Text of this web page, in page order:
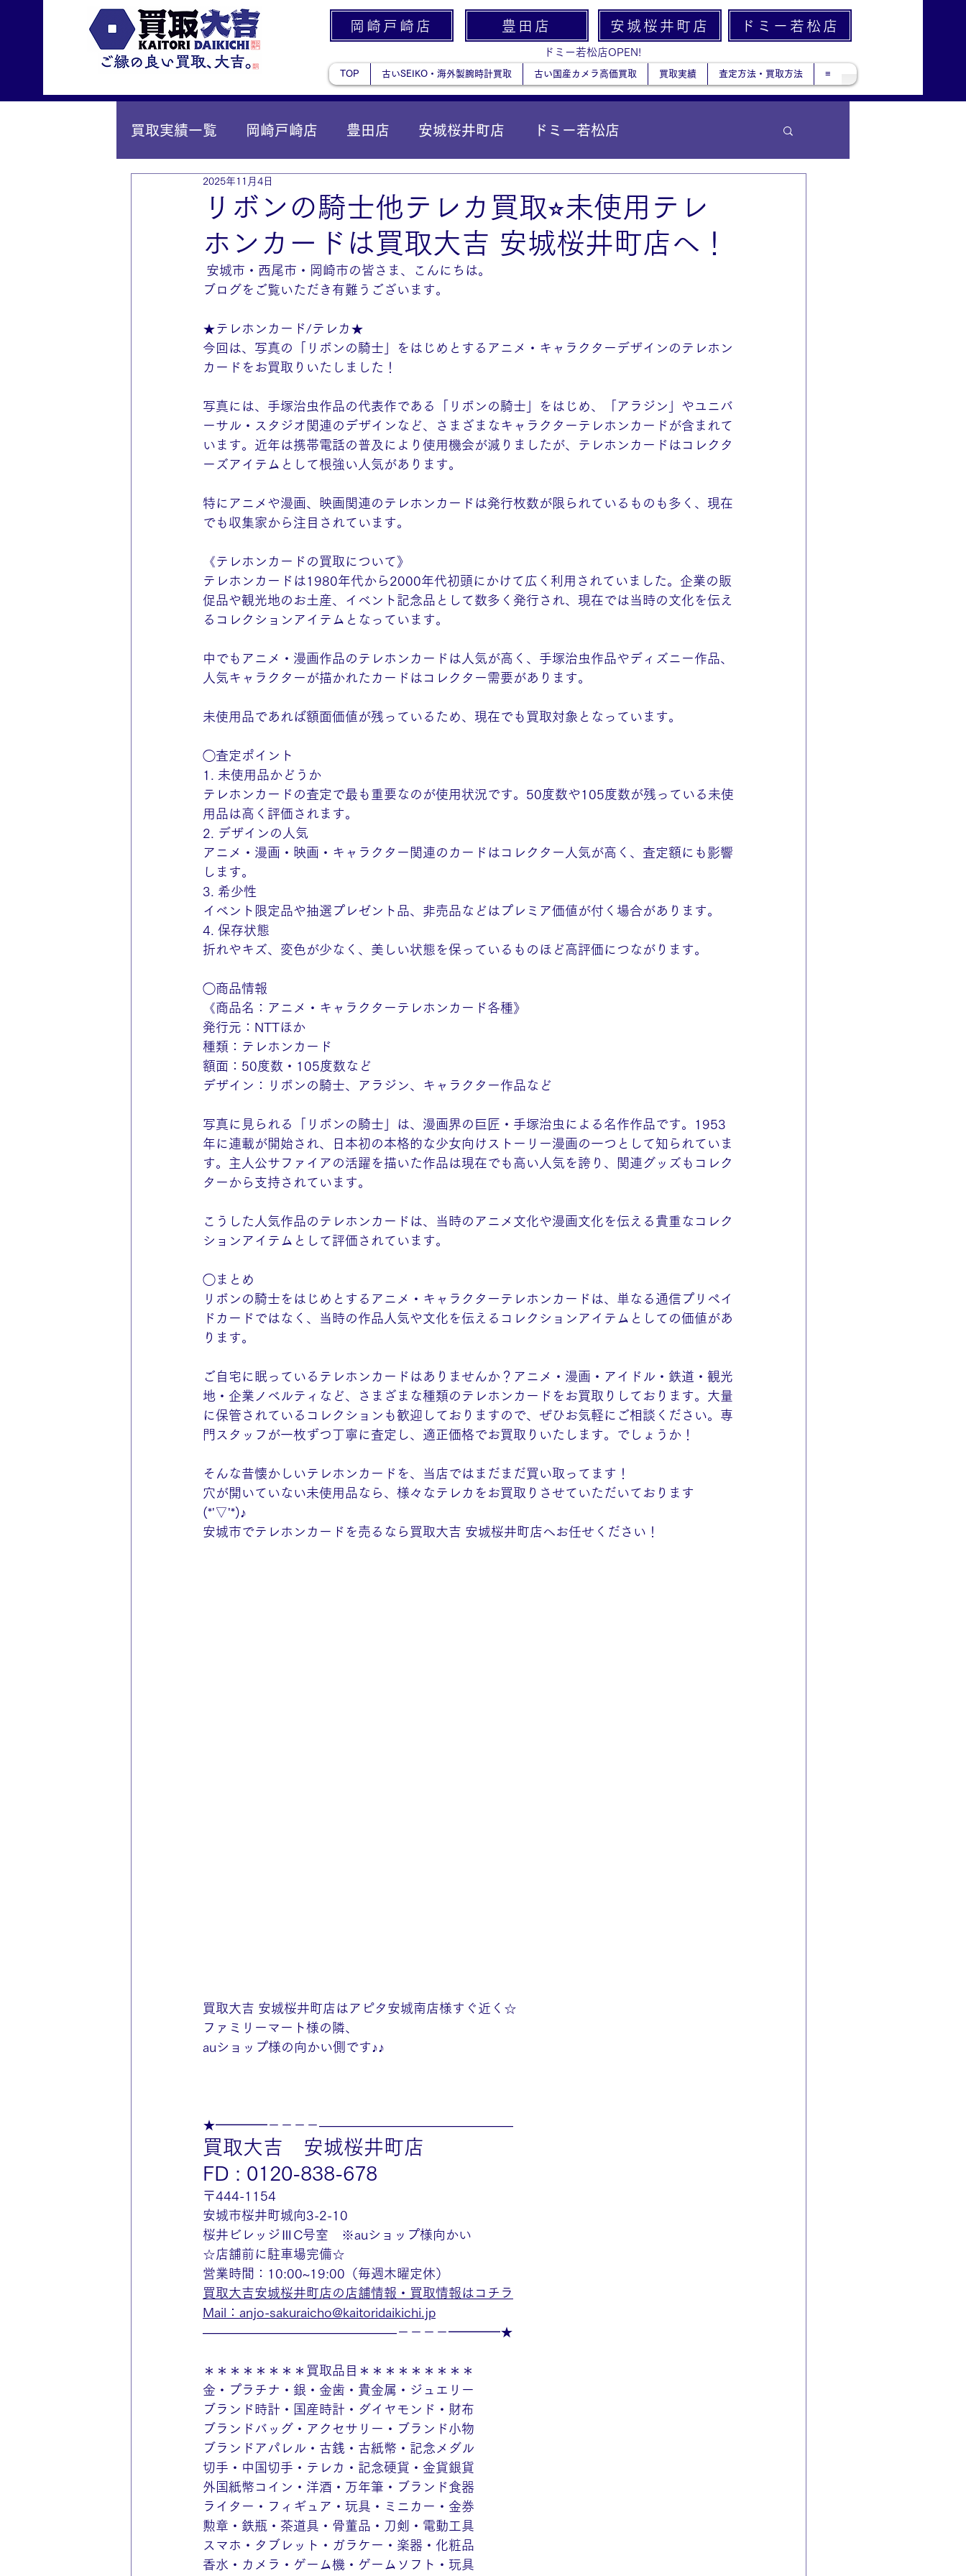
岡崎戸崎店 豊田店 安城桜井町店 ドミー若松店
ドミー若松店OPEN!
TOP 古いSEIKO・海外製腕時計買取 古い国産カメラ高価買取 買取実績 査定方法・買取方法 ≡
買取実績一覧 岡崎戸崎店 豊田店 安城桜井町店 ドミー若松店
IY安城店（安城桜井町店に統合）
リボンの騎士他テレカ買取⭐︎未使用テレ
ホンカードは買取大吉 安城桜井町店へ！
2025年11月4日
安城市・西尾市・岡崎市の皆さま、こんにちは。
ブログをご覧いただき有難うございます。
★テレホンカード/テレカ★
今回は、写真の「リボンの騎士」をはじめとするアニメ・キャラクターデザインのテレホン
カードをお買取りいたしました！
写真には、手塚治虫作品の代表作である「リボンの騎士」をはじめ、「アラジン」やユニバ
ーサル・スタジオ関連のデザインなど、さまざまなキャラクターテレホンカードが含まれて
います。近年は携帯電話の普及により使用機会が減りましたが、テレホンカードはコレクタ
ーズアイテムとして根強い人気があります。
特にアニメや漫画、映画関連のテレホンカードは発行枚数が限られているものも多く、現在
でも収集家から注目されています。
《テレホンカードの買取について》
テレホンカードは1980年代から2000年代初頭にかけて広く利用されていました。企業の販
促品や観光地のお土産、イベント記念品として数多く発行され、現在では当時の文化を伝え
るコレクションアイテムとなっています。
中でもアニメ・漫画作品のテレホンカードは人気が高く、手塚治虫作品やディズニー作品、
人気キャラクターが描かれたカードはコレクター需要があります。
未使用品であれば額面価値が残っているため、現在でも買取対象となっています。
◯査定ポイント
1. 未使用品かどうか
テレホンカードの査定で最も重要なのが使用状況です。50度数や105度数が残っている未使
用品は高く評価されます。
2. デザインの人気
アニメ・漫画・映画・キャラクター関連のカードはコレクター人気が高く、査定額にも影響
します。
3. 希少性
イベント限定品や抽選プレゼント品、非売品などはプレミア価値が付く場合があります。
4. 保存状態
折れやキズ、変色が少なく、美しい状態を保っているものほど高評価につながります。
◯商品情報
《商品名：アニメ・キャラクターテレホンカード各種》
発行元：NTTほか
種類：テレホンカード
額面：50度数・105度数など
デザイン：リボンの騎士、アラジン、キャラクター作品など
写真に見られる「リボンの騎士」は、漫画界の巨匠・手塚治虫による名作作品です。1953
年に連載が開始され、日本初の本格的な少女向けストーリー漫画の一つとして知られていま
す。主人公サファイアの活躍を描いた作品は現在でも高い人気を誇り、関連グッズもコレク
ターから支持されています。
こうした人気作品のテレホンカードは、当時のアニメ文化や漫画文化を伝える貴重なコレク
ションアイテムとして評価されています。
◯まとめ
リボンの騎士をはじめとするアニメ・キャラクターテレホンカードは、単なる通信プリペイ
ドカードではなく、当時の作品人気や文化を伝えるコレクションアイテムとしての価値があ
ります。
ご自宅に眠っているテレホンカードはありませんか？アニメ・漫画・アイドル・鉄道・観光
地・企業ノベルティなど、さまざまな種類のテレホンカードをお買取りしております。大量
に保管されているコレクションも歓迎しておりますので、ぜひお気軽にご相談ください。専
門スタッフが一枚ずつ丁寧に査定し、適正価格でお買取りいたします。でしょうか！
そんな昔懐かしいテレホンカードを、当店ではまだまだ買い取ってます！
穴が開いていない未使用品なら、様々なテレカをお買取りさせていただいております
(*'▽'*)♪
安城市でテレホンカードを売るなら買取大吉 安城桜井町店へお任せください！
買取大吉 安城桜井町店はアピタ安城南店様すぐ近く☆
ファミリーマート様の隣、
auショップ様の向かい側です♪♪
★━━━━－－－－———————————————
買取大吉　安城桜井町店
FD : 0120-838-678
〒444-1154
安城市桜井町城向3-2-10
桜井ビレッジⅢC号室　※auショップ様向かい
☆店舗前に駐車場完備☆
営業時間：10:00~19:00（毎週木曜定休）
買取大吉安城桜井町店の店舗情報・買取情報はコチラ
Mail：anjo-sakuraicho@kaitoridaikichi.jp
———————————————－－－－━━━━★
＊＊＊＊＊＊＊＊買取品目＊＊＊＊＊＊＊＊＊
金・プラチナ・銀・金歯・貴金属・ジュエリー
ブランド時計・国産時計・ダイヤモンド・財布
ブランドバッグ・アクセサリー・ブランド小物
ブランドアパレル・古銭・古紙幣・記念メダル
切手・中国切手・テレカ・記念硬貨・金貨銀貨
外国紙幣コイン・洋酒・万年筆・ブランド食器
ライター・フィギュア・玩具・ミニカー・金券
勲章・鉄瓶・茶道具・骨董品・刀剣・電動工具
スマホ・タブレット・ガラケー・楽器・化粧品
香水・カメラ・ゲーム機・ゲームソフト・玩具